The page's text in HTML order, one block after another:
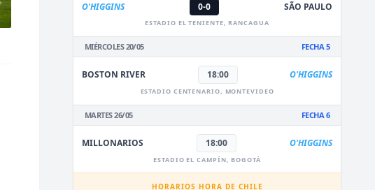
O'HIGGINS 0-0 SÃO PAULO
ESTADIO EL TENIENTE, RANCAGUA
MIÉRCOLES 20/05 FECHA 5
BOSTON RIVER 18:00 O'HIGGINS
ESTADIO CENTENARIO, MONTEVIDEO
MARTES 26/05 FECHA 6
MILLONARIOS 18:00 O'HIGGINS
ESTADIO EL CAMPÍN, BOGOTÁ
HORARIOS HORA DE CHILE